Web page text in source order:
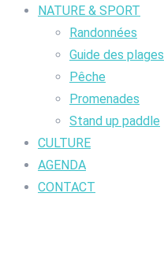
NATURE & SPORT
Randonnées
Guide des plages
Pêche
Promenades
Stand up paddle
CULTURE
AGENDA
CONTACT